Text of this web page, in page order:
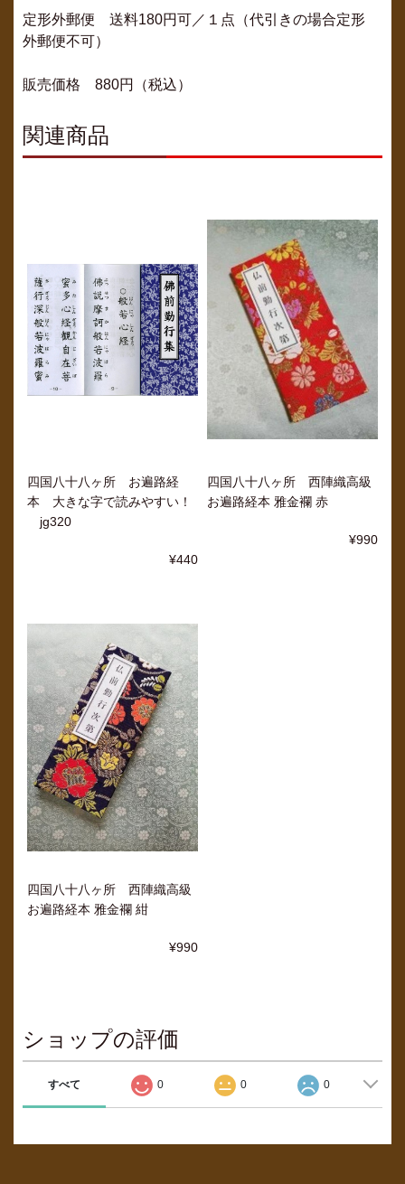
定形外郵便 送料180円可／１点（代引きの場合定形
外郵便不可）
販売価格 880円（税込）
関連商品
四国八十八ヶ所 お遍路経
本 大きな字で読みやすい！
jg320
¥440
四国八十八ヶ所 西陣織高級
お遍路経本 雅金襴 赤
¥990
四国八十八ヶ所 西陣織高級
お遍路経本 雅金襴 紺
¥990
ショップの評価
すべて 0 0 0